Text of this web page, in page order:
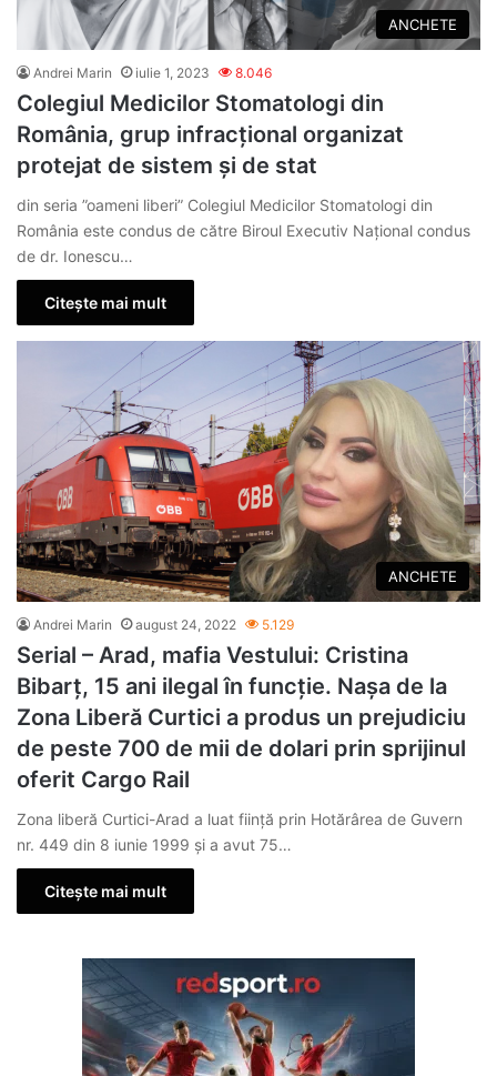
ANCHETE
Andrei Marin iulie 1, 2023 8.046
Colegiul Medicilor Stomatologi din
România, grup infracțional organizat
protejat de sistem și de stat
din seria ”oameni liberi” Colegiul Medicilor Stomatologi din
România este condus de către Biroul Executiv Național condus
de dr. Ionescu…
Citește mai mult
ANCHETE
Andrei Marin august 24, 2022 5.129
Serial – Arad, mafia Vestului: Cristina
Bibarț, 15 ani ilegal în funcție. Nașa de la
Zona Liberă Curtici a produs un prejudiciu
de peste 700 de mii de dolari prin sprijinul
oferit Cargo Rail
Zona liberă Curtici-Arad a luat ființă prin Hotărârea de Guvern
nr. 449 din 8 iunie 1999 și a avut 75…
Citește mai mult